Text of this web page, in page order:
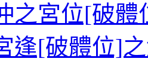
之宮位[破體
逢[破體位]